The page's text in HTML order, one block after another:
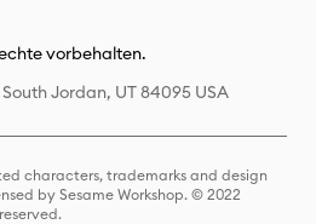
vorbehalten.
Jordan, UT 84095 USA
characters, trademarks and design
by Sesame Workshop. © 2022